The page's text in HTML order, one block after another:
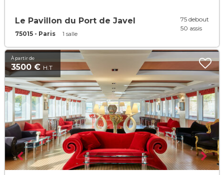
Le Pavillon du Port de Javel
75015 - Paris 1 salle
75 debout
50 assis
À partir de
3500 € H.T